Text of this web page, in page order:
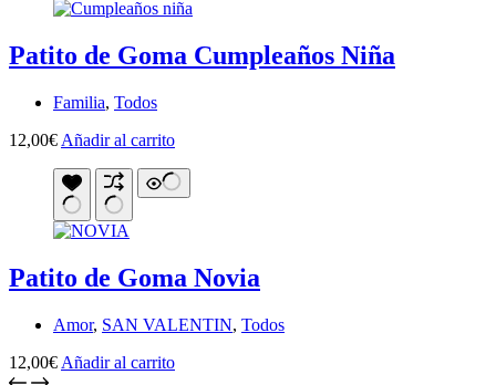
Patito de Goma Cumpleaños Niña
Familia, Todos
12,00€ Añadir al carrito
Patito de Goma Novia
Amor, SAN VALENTIN, Todos
12,00€ Añadir al carrito